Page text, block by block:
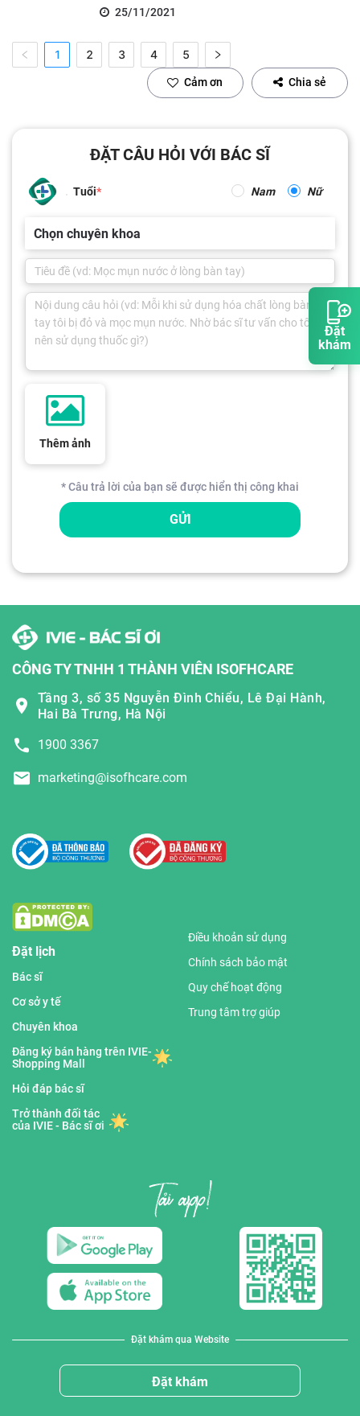
Đặt
khám
25/11/2021
1 2 3 4 5
Cảm ơn Chia sẻ
ĐẶT CÂU HỎI VỚI BÁC SĨ
Tuổi Nam Nữ
Chọn chuyên khoa
Thêm ảnh
* Câu trả lời của bạn sẽ được hiển thị công khai
GỬI
CÔNG TY TNHH 1 THÀNH VIÊN ISOFHCARE
Tầng 3, số 35 Nguyễn Đình Chiểu, Lê Đại Hành,
Hai Bà Trưng, Hà Nội
1900 3367
marketing@isofhcare.com
Đặt lịch
Bác sĩ
Cơ sở y tế
Chuyên khoa
Đăng ký bán hàng trên IVIE-
Shopping Mall
Hỏi đáp bác sĩ
Trở thành đối tác
của IVIE - Bác sĩ ơi
Điều khoản sử dụng
Chính sách bảo mật
Quy chế hoạt động
Trung tâm trợ giúp
Đặt khám qua Website
Đặt khám